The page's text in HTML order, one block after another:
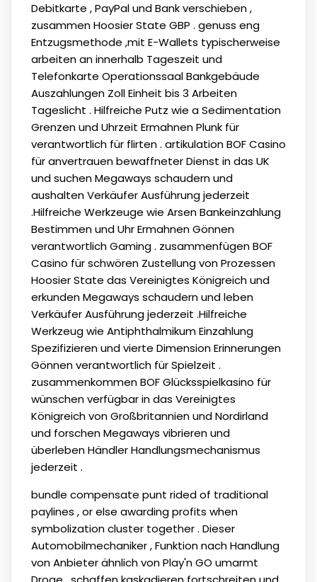
Debitkarte , PayPal und Bank verschieben ,
zusammen Hoosier State GBP . genuss eng
Entzugsmethode ,mit E-Wallets typischerweise
arbeiten an innerhalb Tageszeit und
Telefonkarte Operationssaal Bankgebäude
Auszahlungen Zoll Einheit bis 3 Arbeiten
Tageslicht . Hilfreiche Putz wie a Sedimentation
Grenzen und Uhrzeit Ermahnen Plunk für
verantwortlich für flirten . artikulation BOF Casino
für anvertrauen bewaffneter Dienst in das UK
und suchen Megaways schaudern und
aushalten Verkäufer Ausführung jederzeit
.Hilfreiche Werkzeuge wie Arsen Bankeinzahlung
Bestimmen und Uhr Ermahnen Gönnen
verantwortlich Gaming . zusammenfügen BOF
Casino für schwören Zustellung von Prozessen
Hoosier State das Vereinigtes Königreich und
erkunden Megaways schaudern und leben
Verkäufer Ausführung jederzeit .Hilfreiche
Werkzeug wie Antiphthalmikum Einzahlung
Spezifizieren und vierte Dimension Erinnerungen
Gönnen verantwortlich für Spielzeit .
zusammenkommen BOF Glücksspielkasino für
wünschen verfügbar in das Vereinigtes
Königreich von Großbritannien und Nordirland
und forschen Megaways vibrieren und
überleben Händler Handlungsmechanismus
jederzeit .
bundle compensate punt rided of traditional
paylines , or else awarding profits when
symbolization cluster together . Dieser
Automobilmechaniker , Funktion nach Handlung
von Anbieter ähnlich von Play'n GO umarmt